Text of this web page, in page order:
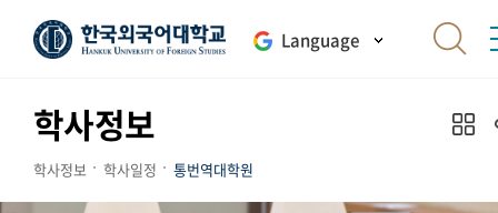
Language
학사정보
학사정보 학사일정 통번역대학원